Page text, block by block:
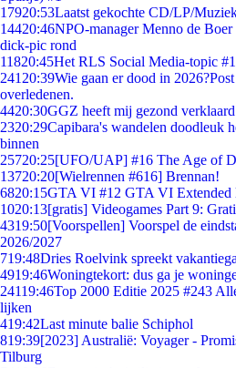
17920:53Laatst gekochte CD/LP/
14420:46NPO-manager Menno de
dick-pic rond
11820:45Het RLS Social Media-topic
241 20:39Wie gaan er dood in
overledenen.
4420:30GGZ heeft mij gezond
2320:29Capibara's wandelen doodleuk
binnen
25720:25[UFO/UAP] #16 The Age of
13720:20[Wielrennen #616] Brennan!
6820:15GTA VI #12 GTA VI
1020:13[gratis] Videogames Part 9:
4319:50[Voorspellen] Voorspel de
2026/2027
719:48Dries Roelvink spreekt
4919:46Woningtekort: dus ga je
24119:46Top 2000 Editie 2025 #243
lijken
419:42Last minute balie Schiphol
819:39[2023] Australië: Voyager -
Tilburg